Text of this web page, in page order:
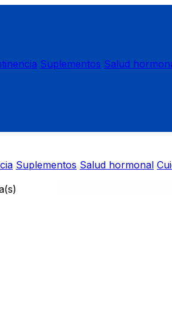
Suplementos Salud
Suplementos Salud hormonal